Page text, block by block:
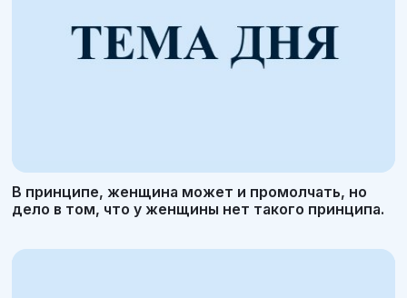
В принципе, женщина может и промолчать, но
дело в том, что у женщины нет такого принципа.